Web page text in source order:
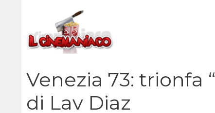
contenuto
Venezia 73: trionfa
di Lav Diaz